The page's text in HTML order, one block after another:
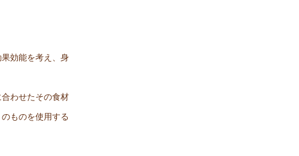
効能を考え、身
わせたその食材
ものを使用する